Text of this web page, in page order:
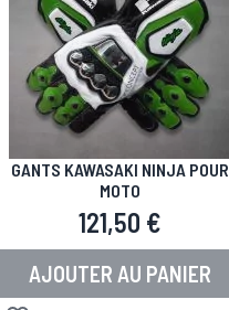
GANTS KAWASAKI NINJA POUR
MOTO
121,50 €
AJOUTER AU PANIER